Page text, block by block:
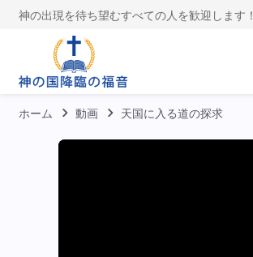
神の出現を待ち望むすべての人を歓迎します！
ホーム 動画 天国に入る道の探求